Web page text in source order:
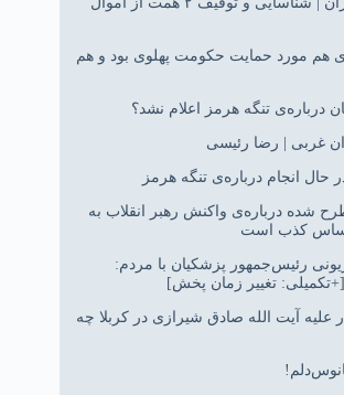
هم مورد حمایت حکومت پهلوی بود و هم
درباره‌ی تنگه هرمز اعلام نشد؟
غربی | رضا رئیسی
حال انجام درباره‌ی تنگه هرمز
شده درباره‌ی واکنش رهبر انقلاب به
اساس کذب است
رئیس‌جمهور پزشکیان با مردم:
آیت الله صادق شیرازی در کربلا چه